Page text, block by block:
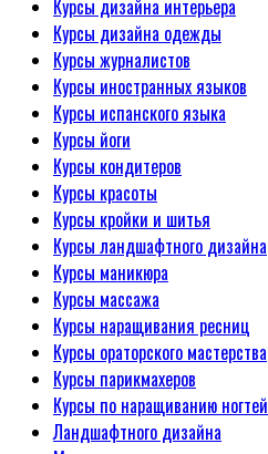
Курсы дизайна интерьера
Курсы дизайна одежды
Курсы журналистов
Курсы иностранных языков
Курсы испанского языка
Курсы йоги
Курсы кондитеров
Курсы красоты
Курсы кройки и шитья
Курсы ландшафтного дизайна
Курсы маникюра
Курсы массажа
Курсы наращивания ресниц
Курсы ораторского мастерства
Курсы парикмахеров
Курсы по наращиванию ногтей
Ландшафтного дизайна